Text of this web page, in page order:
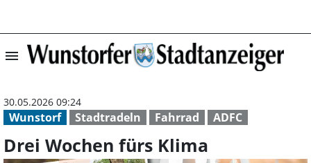
menu Drei Wochen
Wunstorf Stadtradeln Fahrrad ADFC
30.05.2026 09:24
Drei Wochen fürs Klima